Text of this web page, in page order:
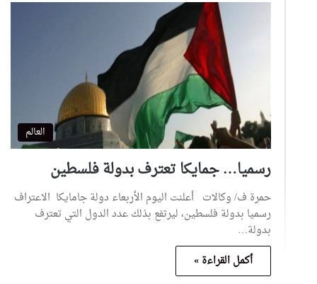
العالم
رسميا… جمايكا تعترف بدولة فلسطين
حمرة ف/ وكالات أعلنت اليوم الأربعاء دولة جامايكا الاعتراف
رسميا بدولة فلسطين، ليرتفع بذلك عدد الدول التي تعترف
بدولة…
أكمل القراءة »